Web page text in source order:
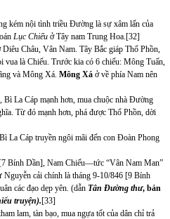
kém nội tình triều Đường là sự xâm lấn của
Lục Chiếu ở Tây nam Trung Hoa.[32]
Diêu Châu, Vân Nam. Tây Bắc giáp Thổ Phồn,
là Chiếu. Trước kia có 6 chiếu: Mông Tuấn,
và Mông Xá. Mông Xá ở về phía Nam nên
La Cáp mạnh hơn, mua chuộc nhà Đường
Từ đó mạnh hơn, phá được Thổ Phồn, dời
La Cáp truyền ngôi mãi đến con Đoàn Phong
Bính Dần], Nam Chiếu—tức “Vân Nam Man”
cải chính là tháng 9-10/846 [9 Bính
các đạo dẹp yên. (dẫn Tân Đường thư, bản
truyện).[33]
lam, tàn bạo, mua ngựa tốt của dân chỉ trả